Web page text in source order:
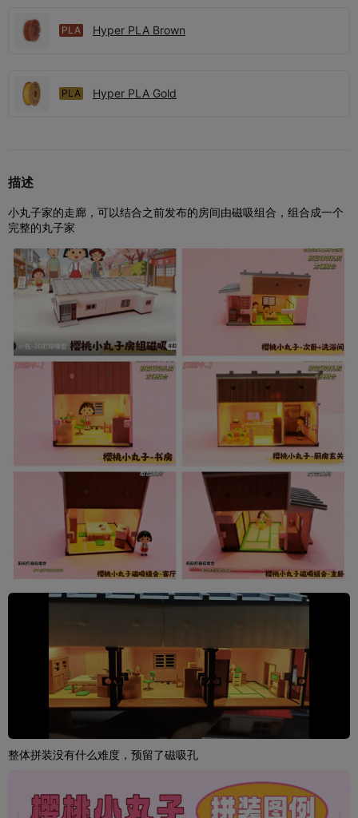
PLA Hyper PLA Brown
PLA Hyper PLA Gold
描述
小丸子家的走廊，可以结合之前发布的房间由磁吸组合，组合成一个
完整的丸子家
整体拼装没有什么难度，预留了磁吸孔